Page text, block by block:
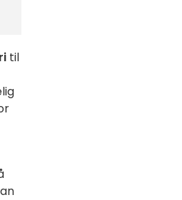
til